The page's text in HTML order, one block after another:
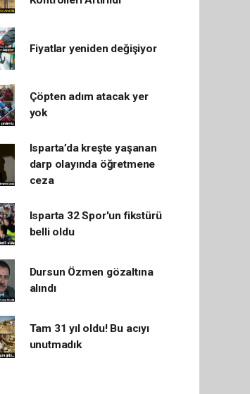
Fiyatlar yeniden değişiyor
Çöpten adım atacak yer
yok
Isparta’da kreşte yaşanan
darp olayında öğretmene
ceza
Isparta 32 Spor'un fikstürü
belli oldu
Dursun Özmen gözaltına
alındı
Tam 31 yıl oldu! Bu acıyı
unutmadık